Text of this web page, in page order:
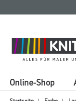
springen
springen
Online-Shop